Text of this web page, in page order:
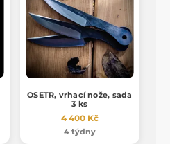
OSETR, vrhací nože, sada
3 ks
4 400 Kč
4 týdny